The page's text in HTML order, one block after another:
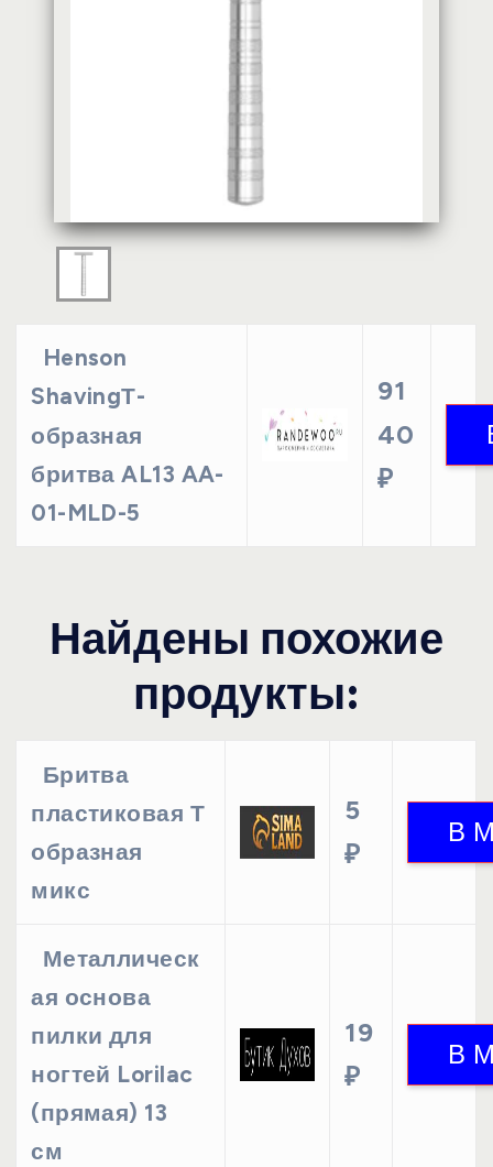
Henson
ShavingТ-
образная
бритва AL13 AA-
01-MLD-5
91
40
₽
Найдены похожие
продукты:
Бритва
пластиковая Т
образная
микс
5
₽
Металлическ
ая основа
пилки для
ногтей Lorilac
(прямая) 13
см
19
₽